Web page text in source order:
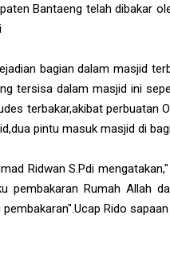
Bantaeng telah dibakar
bagian dalam masjid
tersisa dalam masjid ini
terbakar,akibat perbuatan
pintu masuk masjid di
Ridwan S.Pdi
pembakaran Rumah Allah
Rido sapaan